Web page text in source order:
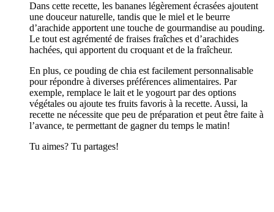
Dans cette recette, les bananes légèrement écrasées ajoutent
une douceur naturelle, tandis que le miel et le beurre
d’arachide apportent une touche de gourmandise au pouding.
Le tout est agrémenté de fraises fraîches et d’arachides
hachées, qui apportent du croquant et de la fraîcheur.
En plus, ce pouding de chia est facilement personnalisable
pour répondre à diverses préférences alimentaires. Par
exemple, remplace le lait et le yogourt par des options
végétales ou ajoute tes fruits favoris à la recette. Aussi, la
recette ne nécessite que peu de préparation et peut être faite à
l’avance, te permettant de gagner du temps le matin!
Tu aimes? Tu partages!